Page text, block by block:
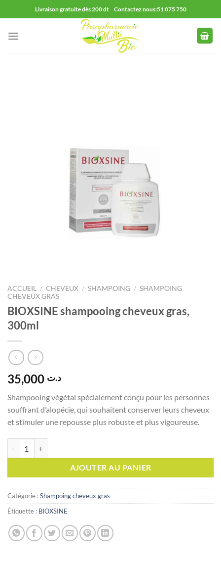
au
contenu
Livraison gratuite dès 200 dt Contactez nous:51 075 750
ACCUEIL / CHEVEUX / SHAMPOING / SHAMPOING
CHEVEUX GRAS
BIOXSINE shampooing cheveux gras,
300ml
د.ت
Shampooing végétal spécialement conçu pour les personnes
souffrant d’alopécie, qui souhaitent conserver leurs cheveux
et stimuler une repousse plus robuste et plus vigoureuse.
AJOUTER AU PANIER
Catégorie :Shampoing cheveux gras
Étiquette : BIOXSINE